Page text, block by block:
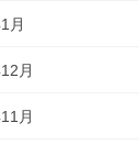
月
月
月